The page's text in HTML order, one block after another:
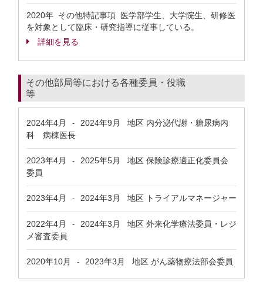
2020年 その他特記事項 医学部学生、大学院生、研修医
を対象として臨床・研究指導に従事している。
詳細を見る
その他部局等における各種委員・役職
等
2024年4月 - 2024年9月
地区 内分泌代謝・糖尿病内
科 病棟医長
2023年4月 - 2025年5月
地区 保険診療適正化委員会
委員
2023年4月 - 2024年3月 地区 トライアルマネージャー
2022年4月 - 2024年3月
地区 外来化学療法委員・レジ
メ審査委員
2020年10月 - 2023年3月 地区 がん薬物療法部会委員